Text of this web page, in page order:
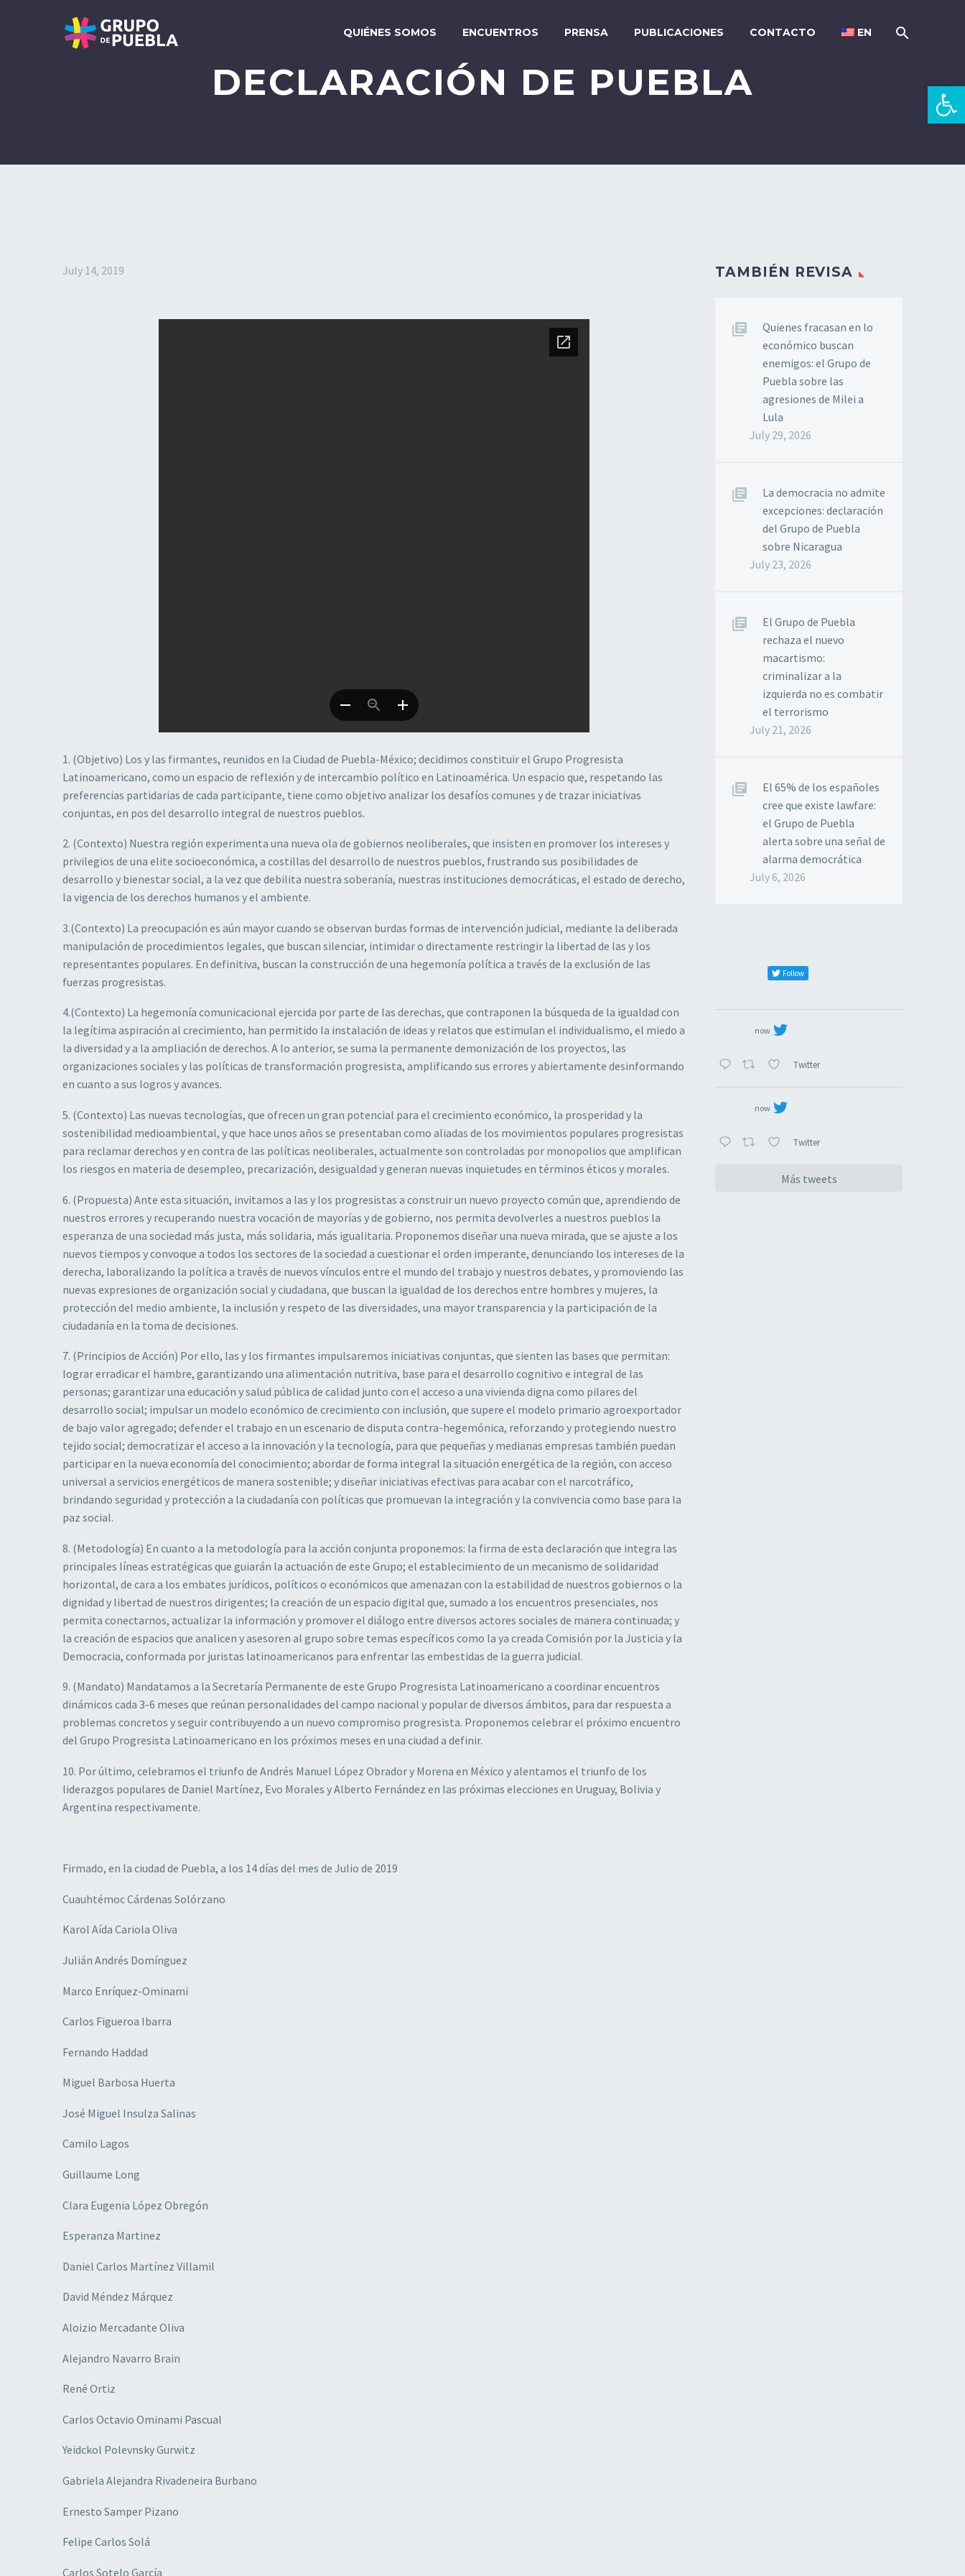
QUIÉNES SOMOS ENCUENTROS PRENSA PUBLICACIONES CONTACTO EN
DECLARACIÓN DE PUEBLA
July 14, 2019
1. (Objetivo) Los y las firmantes, reunidos en la Ciudad de Puebla-México; decidimos constituir el Grupo Progresista
Latinoamericano, como un espacio de reflexión y de intercambio político en Latinoamérica. Un espacio que, respetando las
preferencias partidarias de cada participante, tiene como objetivo analizar los desafíos comunes y de trazar iniciativas
conjuntas, en pos del desarrollo integral de nuestros pueblos.
2. (Contexto) Nuestra región experimenta una nueva ola de gobiernos neoliberales, que insisten en promover los intereses y
privilegios de una elite socioeconómica, a costillas del desarrollo de nuestros pueblos, frustrando sus posibilidades de
desarrollo y bienestar social, a la vez que debilita nuestra soberanía, nuestras instituciones democráticas, el estado de derecho,
la vigencia de los derechos humanos y el ambiente.
3.(Contexto) La preocupación es aún mayor cuando se observan burdas formas de intervención judicial, mediante la deliberada
manipulación de procedimientos legales, que buscan silenciar, intimidar o directamente restringir la libertad de las y los
representantes populares. En definitiva, buscan la construcción de una hegemonía política a través de la exclusión de las
fuerzas progresistas.
4.(Contexto) La hegemonía comunicacional ejercida por parte de las derechas, que contraponen la búsqueda de la igualdad con
la legítima aspiración al crecimiento, han permitido la instalación de ideas y relatos que estimulan el individualismo, el miedo a
la diversidad y a la ampliación de derechos. A lo anterior, se suma la permanente demonización de los proyectos, las
organizaciones sociales y las políticas de transformación progresista, amplificando sus errores y abiertamente desinformando
en cuanto a sus logros y avances.
5. (Contexto) Las nuevas tecnologías, que ofrecen un gran potencial para el crecimiento económico, la prosperidad y la
sostenibilidad medioambiental, y que hace unos años se presentaban como aliadas de los movimientos populares progresistas
para reclamar derechos y en contra de las políticas neoliberales, actualmente son controladas por monopolios que amplifican
los riesgos en materia de desempleo, precarización, desigualdad y generan nuevas inquietudes en términos éticos y morales.
6. (Propuesta) Ante esta situación, invitamos a las y los progresistas a construir un nuevo proyecto común que, aprendiendo de
nuestros errores y recuperando nuestra vocación de mayorías y de gobierno, nos permita devolverles a nuestros pueblos la
esperanza de una sociedad más justa, más solidaria, más igualitaria. Proponemos diseñar una nueva mirada, que se ajuste a los
nuevos tiempos y convoque a todos los sectores de la sociedad a cuestionar el orden imperante, denunciando los intereses de la
derecha, laboralizando la política a través de nuevos vínculos entre el mundo del trabajo y nuestros debates, y promoviendo las
nuevas expresiones de organización social y ciudadana, que buscan la igualdad de los derechos entre hombres y mujeres, la
protección del medio ambiente, la inclusión y respeto de las diversidades, una mayor transparencia y la participación de la
ciudadanía en la toma de decisiones.
7. (Principios de Acción) Por ello, las y los firmantes impulsaremos iniciativas conjuntas, que sienten las bases que permitan:
lograr erradicar el hambre, garantizando una alimentación nutritiva, base para el desarrollo cognitivo e integral de las
personas; garantizar una educación y salud pública de calidad junto con el acceso a una vivienda digna como pilares del
desarrollo social; impulsar un modelo económico de crecimiento con inclusión, que supere el modelo primario agroexportador
de bajo valor agregado; defender el trabajo en un escenario de disputa contra-hegemónica, reforzando y protegiendo nuestro
tejido social; democratizar el acceso a la innovación y la tecnología, para que pequeñas y medianas empresas también puedan
participar en la nueva economía del conocimiento; abordar de forma integral la situación energética de la región, con acceso
universal a servicios energéticos de manera sostenible; y diseñar iniciativas efectivas para acabar con el narcotráfico,
brindando seguridad y protección a la ciudadanía con políticas que promuevan la integración y la convivencia como base para la
paz social.
8. (Metodología) En cuanto a la metodología para la acción conjunta proponemos: la firma de esta declaración que integra las
principales líneas estratégicas que guiarán la actuación de este Grupo; el establecimiento de un mecanismo de solidaridad
horizontal, de cara a los embates jurídicos, políticos o económicos que amenazan con la estabilidad de nuestros gobiernos o la
dignidad y libertad de nuestros dirigentes; la creación de un espacio digital que, sumado a los encuentros presenciales, nos
permita conectarnos, actualizar la información y promover el diálogo entre diversos actores sociales de manera continuada; y
la creación de espacios que analicen y asesoren al grupo sobre temas específicos como la ya creada Comisión por la Justicia y la
Democracia, conformada por juristas latinoamericanos para enfrentar las embestidas de la guerra judicial.
9. (Mandato) Mandatamos a la Secretaría Permanente de este Grupo Progresista Latinoamericano a coordinar encuentros
dinámicos cada 3-6 meses que reúnan personalidades del campo nacional y popular de diversos ámbitos, para dar respuesta a
problemas concretos y seguir contribuyendo a un nuevo compromiso progresista. Proponemos celebrar el próximo encuentro
del Grupo Progresista Latinoamericano en los próximos meses en una ciudad a definir.
10. Por último, celebramos el triunfo de Andrés Manuel López Obrador y Morena en México y alentamos el triunfo de los
liderazgos populares de Daniel Martínez, Evo Morales y Alberto Fernández en las próximas elecciones en Uruguay, Bolivia y
Argentina respectivamente.
Firmado, en la ciudad de Puebla, a los 14 días del mes de Julio de 2019
Cuauhtémoc Cárdenas Solórzano
Karol Aída Cariola Oliva
Julián Andrés Domínguez
Marco Enríquez-Ominami
Carlos Figueroa Ibarra
Fernando Haddad
Miguel Barbosa Huerta
José Miguel Insulza Salinas
Camilo Lagos
Guillaume Long
Clara Eugenia López Obregón
Esperanza Martinez
Daniel Carlos Martínez Villamil
David Méndez Márquez
Aloizio Mercadante Oliva
Alejandro Navarro Brain
René Ortiz
Carlos Octavio Ominami Pascual
Yeidckol Polevnsky Gurwitz
Gabriela Alejandra Rivadeneira Burbano
Ernesto Samper Pizano
Felipe Carlos Solá
Carlos Sotelo García
TAMBIÉN REVISA
Quienes fracasan en lo
económico buscan
enemigos: el Grupo de
Puebla sobre las
agresiones de Milei a
Lula
July 29, 2026
La democracia no admite
excepciones: declaración
del Grupo de Puebla
sobre Nicaragua
July 23, 2026
El Grupo de Puebla
rechaza el nuevo
macartismo:
criminalizar a la
izquierda no es combatir
el terrorismo
July 21, 2026
El 65% de los españoles
cree que existe lawfare:
el Grupo de Puebla
alerta sobre una señal de
alarma democrática
July 6, 2026
Follow
now
Twitter
now
Twitter
Más tweets